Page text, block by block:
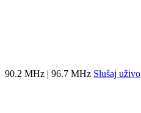
90.2 MHz | 96.7 MHz Slušaj uživo